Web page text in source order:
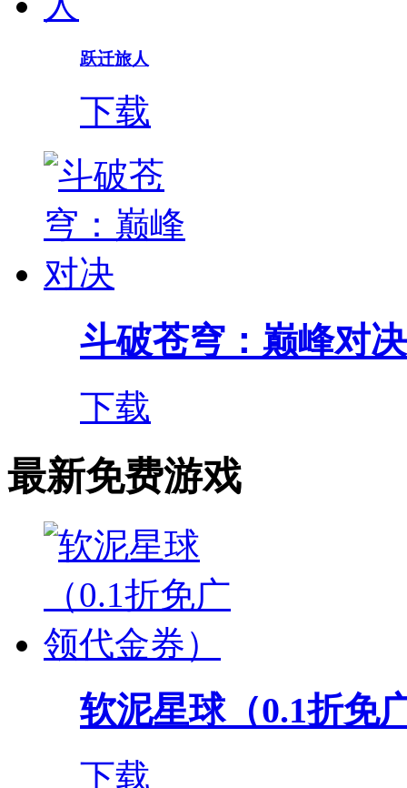
跃迁旅人
下载
斗破苍穹：巅峰对决
下载
最新免费游戏
软泥星球（0.1折免
下载